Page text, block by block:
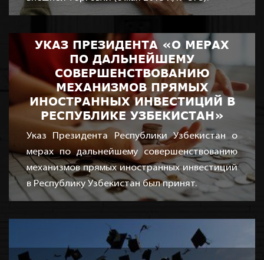
УКАЗ ПРЕЗИДЕНТА «О МЕРАХ
ПО ДАЛЬНЕЙШЕМУ
СОВЕРШЕНСТВОВАНИЮ
МЕХАНИЗМОВ ПРЯМЫХ
ИНОСТРАННЫХ ИНВЕСТИЦИЙ В
РЕСПУБЛИКЕ УЗБЕКИСТАН»
Указ Президента Республики Узбекистан о
мерах по дальнейшему совершенствованию
механизмов прямых иностранных инвестиций
в Республику Узбекистан был принят.